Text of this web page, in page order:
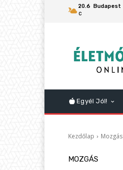
20.6
C
Budapest
Egyél Jól!
Kezdőlap Mozgás
MOZGÁS